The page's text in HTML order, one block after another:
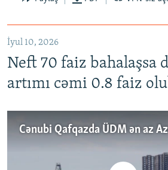
İyul 10, 2026
Neft 70 faiz bahalaşsa
artımı cəmi 0.8 faiz